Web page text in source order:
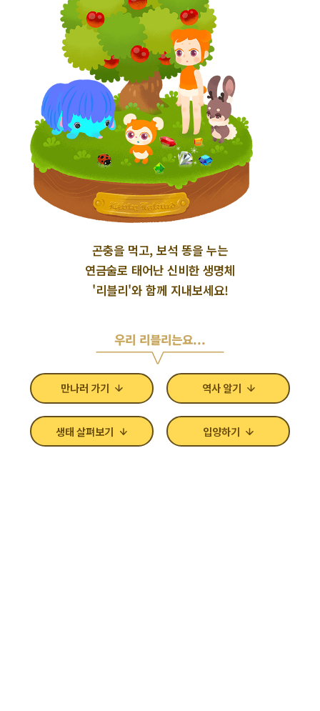
곤충을 먹고, 보석 똥을 누는
연금술로 태어난 신비한 생명체
'리블리'와 함께 지내보세요!
우리 리블리는요...
만나러 가기 역사 알기
생태 살펴보기 입양하기